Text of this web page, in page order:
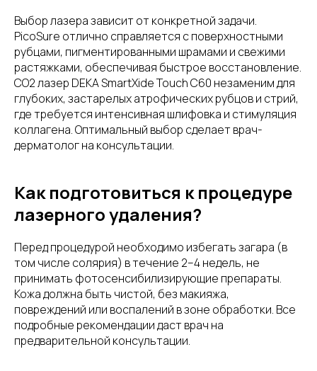
Выбор лазера зависит от конкретной задачи.
PicoSure отлично справляется с поверхностными
рубцами, пигментированными шрамами и свежими
растяжками, обеспечивая быстрое восстановление.
CO2 лазер DEKA SmartXide Touch C60 незаменим для
глубоких, застарелых атрофических рубцов и стрий,
где требуется интенсивная шлифовка и стимуляция
коллагена. Оптимальный выбор сделает врач-
дерматолог на консультации.
Как подготовиться к процедуре
лазерного удаления?
Перед процедурой необходимо избегать загара (в
том числе солярия) в течение 2–4 недель, не
принимать фотосенсибилизирующие препараты.
Кожа должна быть чистой, без макияжа,
повреждений или воспалений в зоне обработки. Все
подробные рекомендации даст врач на
предварительной консультации.